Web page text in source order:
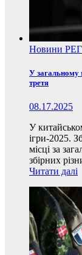
Новини
У загальному
третя
08.17.2025
У
ігри-2025.
місці за
збірних
Читати далі